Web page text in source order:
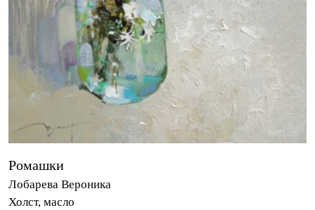
Ромашки
Лобарева Вероника
Холст, масло